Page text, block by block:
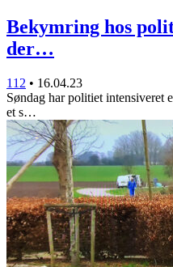
Bekymring hos
der…
112 • 16.04.23
Søndag har politiet intensiveret
et s…